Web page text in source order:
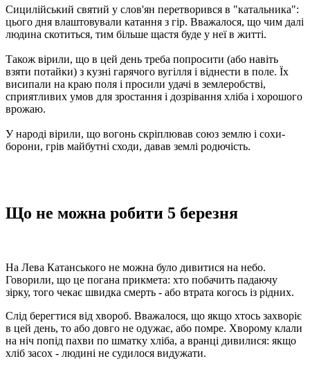
Сицилійський святий у слов'ян перетворився в "катальника":
цього дня влаштовували катання з гір. Вважалося, що чим далі
людина скотиться, тим більше щастя буде у неї в житті.
Також вірили, що в цей день треба попросити (або навіть
взяти потайки) з кузні гарячого вугілля і віднести в поле. Їх
висипали на краю поля і просили удачі в землеробстві,
сприятливих умов для зростання і дозрівання хліба і хорошого
врожаю.
У народі вірили, що вогонь скріплював союз землю і сохи-
борони, грів майбутні сходи, давав землі родючість.
Що не можна робити 5 березня
На Лева Катанського не можна було дивитися на небо.
Говорили, що це погана прикмета: хто побачить падаючу
зірку, того чекає швидка смерть - або втрата когось із рідних.
Слід берегтися від хвороб. Вважалося, що якщо хтось захворіє
в цей день, то або довго не одужає, або помре. Хворому клали
на ніч попід пахви по шматку хліба, а вранці дивилися: якщо
хліб засох - людині не судилося видужати.